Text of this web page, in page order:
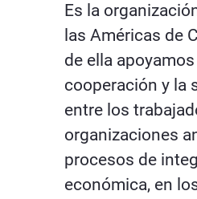
Es la
las Américas de
de ella
cooperación y la
entre los
organizaciones
procesos de
económica, en